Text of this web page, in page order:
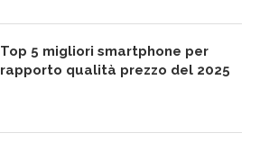
Top 5 migliori smartphone per
rapporto qualità prezzo del 2025